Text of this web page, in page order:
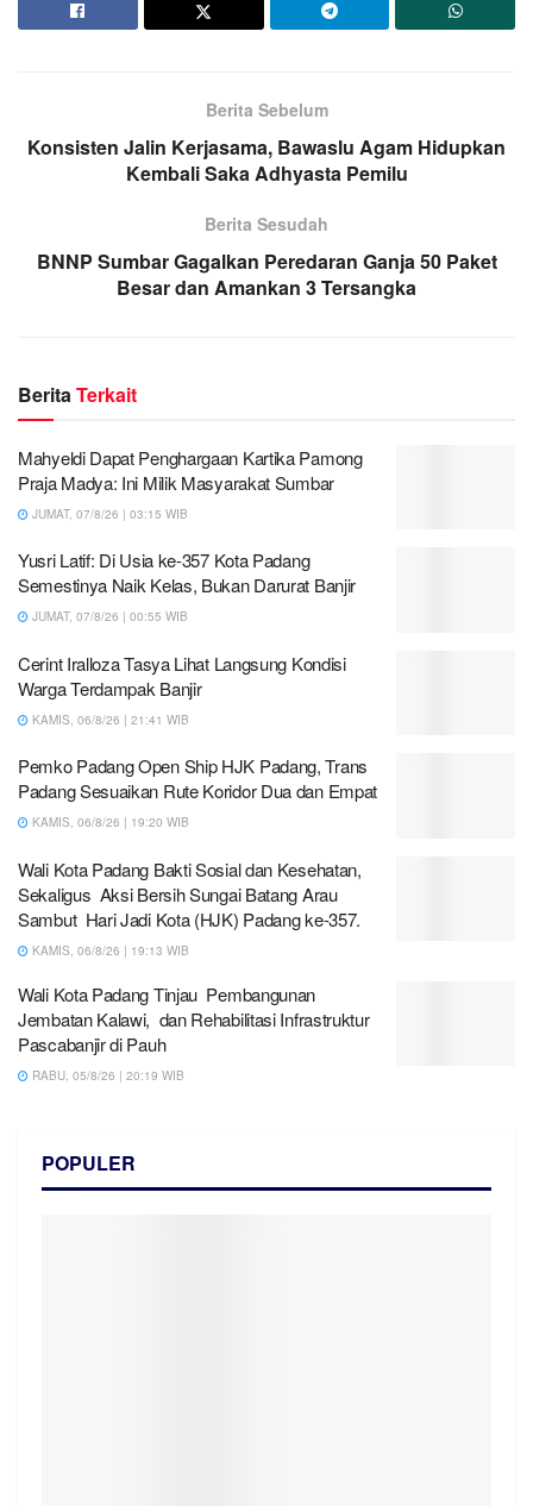
Berita Sebelum
Konsisten Jalin Kerjasama, Bawaslu Agam Hidupkan
Kembali Saka Adhyasta Pemilu
Berita Sesudah
BNNP Sumbar Gagalkan Peredaran Ganja 50 Paket
Besar dan Amankan 3 Tersangka
Berita Terkait
Mahyeldi Dapat Penghargaan Kartika Pamong
Praja Madya: Ini Milik Masyarakat Sumbar
JUMAT, 07/8/26 | 03:15 WIB
Yusri Latif: Di Usia ke-357 Kota Padang
Semestinya Naik Kelas, Bukan Darurat Banjir
JUMAT, 07/8/26 | 00:55 WIB
Cerint Iralloza Tasya Lihat Langsung Kondisi
Warga Terdampak Banjir
KAMIS, 06/8/26 | 21:41 WIB
Pemko Padang Open Ship HJK Padang, Trans
Padang Sesuaikan Rute Koridor Dua dan Empat
KAMIS, 06/8/26 | 19:20 WIB
Wali Kota Padang Bakti Sosial dan Kesehatan,
Sekaligus Aksi Bersih Sungai Batang Arau
Sambut Hari Jadi Kota (HJK) Padang ke-357.
KAMIS, 06/8/26 | 19:13 WIB
Wali Kota Padang Tinjau Pembangunan
Jembatan Kalawi, dan Rehabilitasi Infrastruktur
Pascabanjir di Pauh
RABU, 05/8/26 | 20:19 WIB
POPULER